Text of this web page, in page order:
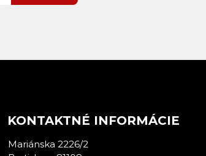
KONTAKTNÉ INFORMÁCIE
Mariánska 2226/2